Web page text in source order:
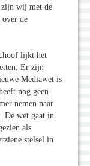
zijn wij met de
over de
lijkt het
Er zijn
Mediawet is
nog geen
nemen naar
De wet gaat in
als
stelsel in